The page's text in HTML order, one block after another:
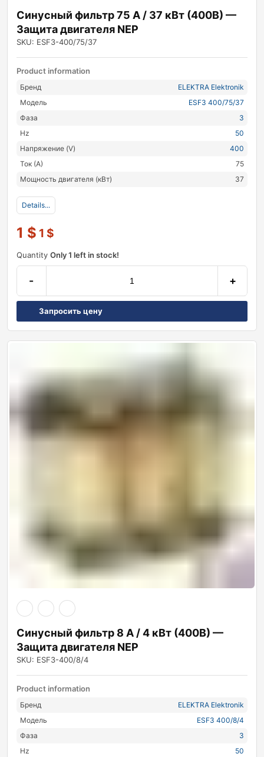
Синусный фильтр 75 А / 37 кВт (400В) —
Защита двигателя NEP
SKU: ESF3-400/75/37
Product information
Бренд
ELEKTRA Elektronik
Модель
ESF3 400/75/37
Фаза
3
Hz
50
Напряжение (V)
400
Ток (А)
75
Мощность двигателя (кВт)
37
Details...
1 $ 1 $
Quantity Only 1 left in stock!
- +
Запросить цену
Синусный фильтр 8 А / 4 кВт (400В) —
Защита двигателя NEP
SKU: ESF3-400/8/4
Product information
Бренд
ELEKTRA Elektronik
Модель
ESF3 400/8/4
Фаза
3
Hz
50